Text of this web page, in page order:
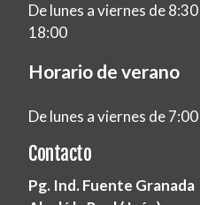
De lunes a viernes de
18:00
Horario de verano
De lunes a viernes de
Contacto
Pg. Ind. Fuente